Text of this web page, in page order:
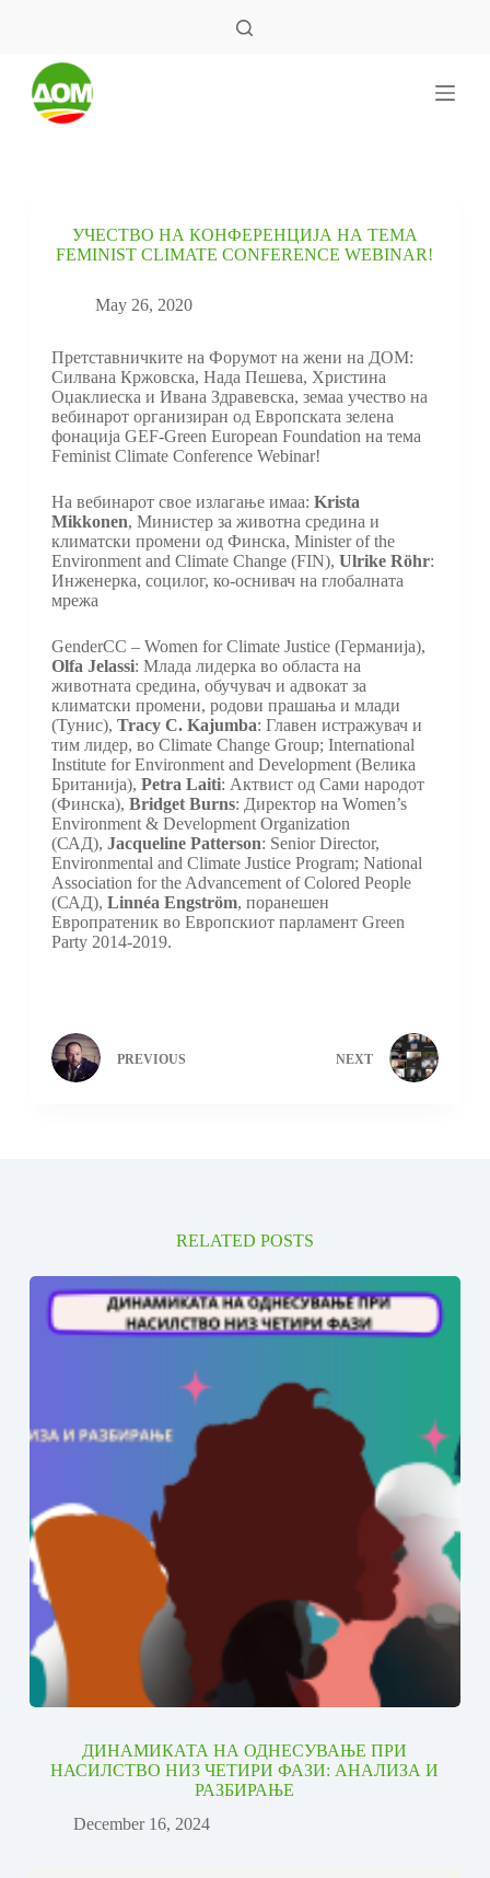
УЧЕСТВО НА КОНФЕРЕНЦИЈА НА ТЕМА
FEMINIST CLIMATE CONFERENCE WEBINAR!
May 26, 2020
Претставничките на Форумот на жени на ДОМ:
Силвана Кржовска, Нада Пешева, Христина
Оџаклиеска и Ивана Здравeвска, земаа учество на
вебинарот организиран од Европската зелена
фонација GEF-Green European Foundation на тема
Feminist Climate Conference Webinar!
На вебинарот свое излагање имаа: Krista
Mikkonen, Министер за животна средина и
климатски промени од Финска, Minister of the
Environment and Climate Change (FIN), Ulrike Röhr:
Инженерка, социлог, ко-оснивач на глобалната
мрежа
GenderCC – Women for Climate Justice (Германија),
Olfa Jelassi: Млада лидерка во областа на
животната средина, обучувач и адвокат за
климатски промени, родови прашања и млади
(Тунис), Tracy C. Kajumba: Главен истражувач и
тим лидер, во Climate Change Group; International
Institute for Environment and Development (Велика
Британија), Petra Laiti: Актвист од Сами народот
(Финска), Bridget Burns: Директор на Women’s
Environment & Development Organization
(САД), Jacqueline Patterson: Senior Director,
Environmental and Climate Justice Program; National
Association for the Advancement of Colored People
(САД), Linnéa Engström, поранешен
Европратеник во Европскиот парламент Green
Party 2014-2019.
PREVIOUS NEXT
RELATED POSTS
ДИНАМИКАТА НА ОДНЕСУВАЊЕ ПРИ
НАСИЛСТВО НИЗ ЧЕТИРИ ФАЗИ: АНАЛИЗА И
РАЗБИРАЊЕ
December 16, 2024